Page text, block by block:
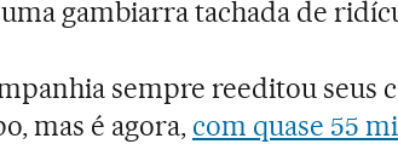
gambiarra tachada de
sempre reeditou seus
mas é agora, com quase 55